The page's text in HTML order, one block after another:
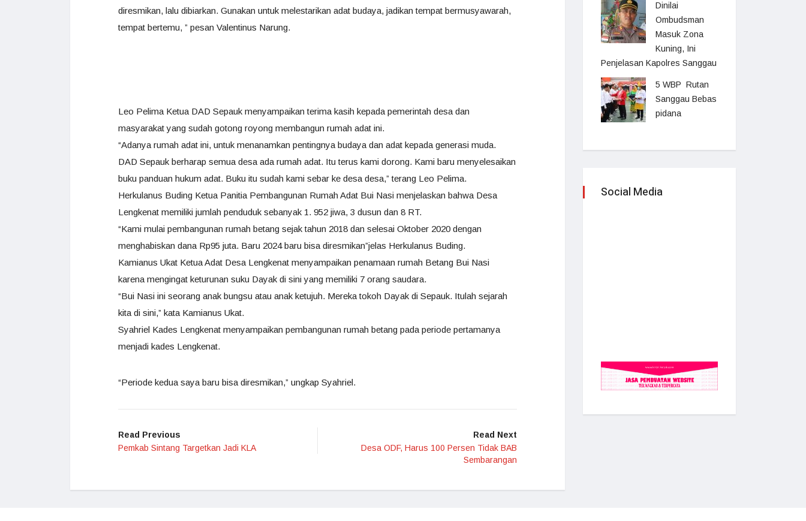
diresmikan, lalu dibiarkan. Gunakan untuk melestarikan adat budaya, jadikan tempat bermusyawarah,
tempat bertemu, ” pesan Valentinus Narung.
Leo Pelima Ketua DAD Sepauk menyampaikan terima kasih kepada pemerintah desa dan
masyarakat yang sudah gotong royong membangun rumah adat ini.
“Adanya rumah adat ini, untuk menanamkan pentingnya budaya dan adat kepada generasi muda.
DAD Sepauk berharap semua desa ada rumah adat. Itu terus kami dorong. Kami baru menyelesaikan
buku panduan hukum adat. Buku itu sudah kami sebar ke desa desa,” terang Leo Pelima.
Herkulanus Buding Ketua Panitia Pembangunan Rumah Adat Bui Nasi menjelaskan bahwa Desa
Lengkenat memiliki jumlah penduduk sebanyak 1. 952 jiwa, 3 dusun dan 8 RT.
“Kami mulai pembangunan rumah betang sejak tahun 2018 dan selesai Oktober 2020 dengan
menghabiskan dana Rp95 juta. Baru 2024 baru bisa diresmikan”jelas Herkulanus Buding.
Kamianus Ukat Ketua Adat Desa Lengkenat menyampaikan penamaan rumah Betang Bui Nasi
karena mengingat keturunan suku Dayak di sini yang memiliki 7 orang saudara.
“Bui Nasi ini seorang anak bungsu atau anak ketujuh. Mereka tokoh Dayak di Sepauk. Itulah sejarah
kita di sini,” kata Kamianus Ukat.
Syahriel Kades Lengkenat menyampaikan pembangunan rumah betang pada periode pertamanya
menjadi kades Lengkenat.
“Periode kedua saya baru bisa diresmikan,” ungkap Syahriel.
Read Previous
Pemkab Sintang Targetkan Jadi KLA
Read Next
Desa ODF, Harus 100 Persen Tidak BAB
Sembarangan
Dinilai
Ombudsman
Masuk Zona
Kuning, Ini
Penjelasan Kapolres Sanggau
5 WBP Rutan
Sanggau Bebas
pidana
Social Media